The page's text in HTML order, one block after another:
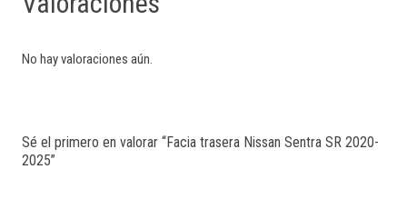
No hay valoraciones aún.
Sé el primero en valorar “Facia trasera Nissan Sentra SR 2020-
2025”